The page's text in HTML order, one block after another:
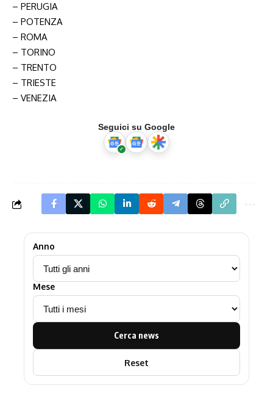
– PERUGIA
– POTENZA
– ROMA
– TORINO
– TRENTO
– TRIESTE
– VENEZIA
Seguici su Google
Anno
Mese
Cerca news
Reset